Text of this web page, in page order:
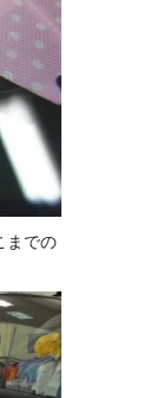
までの